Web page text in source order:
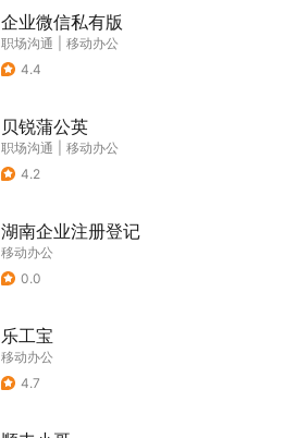
企业微信私有版
职场沟通
移动办公
4.4
贝锐蒲公英
职场沟通
移动办公
4.2
湖南企业注册登记
移动办公
0.0
乐工宝
移动办公
4.7